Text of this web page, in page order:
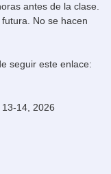
antes de la clase.
No se hacen
seguir este enlace:
14, 2026